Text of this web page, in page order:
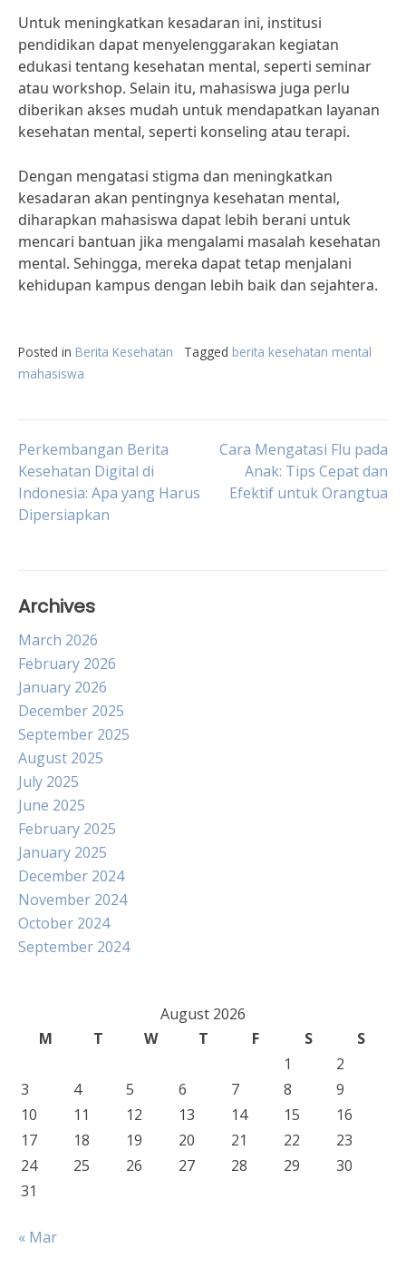
Untuk meningkatkan kesadaran ini, institusi
pendidikan dapat menyelenggarakan kegiatan
edukasi tentang kesehatan mental, seperti seminar
atau workshop. Selain itu, mahasiswa juga perlu
diberikan akses mudah untuk mendapatkan layanan
kesehatan mental, seperti konseling atau terapi.
Dengan mengatasi stigma dan meningkatkan
kesadaran akan pentingnya kesehatan mental,
diharapkan mahasiswa dapat lebih berani untuk
mencari bantuan jika mengalami masalah kesehatan
mental. Sehingga, mereka dapat tetap menjalani
kehidupan kampus dengan lebih baik dan sejahtera.
Posted in Berita Kesehatan Tagged berita kesehatan mental
mahasiswa
Post
navigation
Perkembangan Berita
Kesehatan Digital di
Indonesia: Apa yang Harus
Dipersiapkan
Cara Mengatasi Flu pada
Anak: Tips Cepat dan
Efektif untuk Orangtua
Archives
March 2026
February 2026
January 2026
December 2025
September 2025
August 2025
July 2025
June 2025
February 2025
January 2025
December 2024
November 2024
October 2024
September 2024
August 2026
M
T W T F S
S
1
2
3
4 5 6 7 8
9
10
11 12 13 14 15
16
17
18 19 20 21 22
23
24
25 26 27 28 29
30
31
« Mar